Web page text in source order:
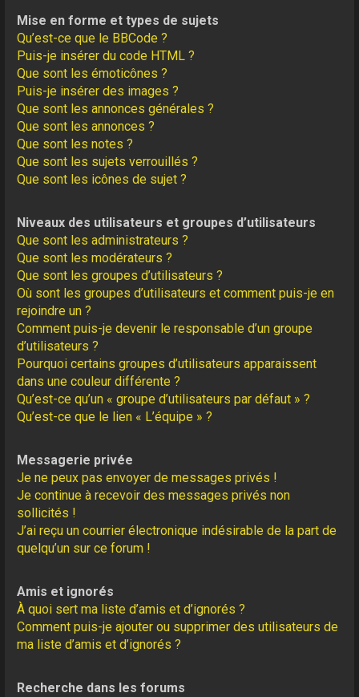
Mise en forme et types de sujets
Qu’est-ce que le BBCode ?
Puis-je insérer du code HTML ?
Que sont les émoticônes ?
Puis-je insérer des images ?
Que sont les annonces générales ?
Que sont les annonces ?
Que sont les notes ?
Que sont les sujets verrouillés ?
Que sont les icônes de sujet ?
Niveaux des utilisateurs et groupes d’utilisateurs
Que sont les administrateurs ?
Que sont les modérateurs ?
Que sont les groupes d’utilisateurs ?
Où sont les groupes d’utilisateurs et comment puis-je en
rejoindre un ?
Comment puis-je devenir le responsable d’un groupe
d’utilisateurs ?
Pourquoi certains groupes d’utilisateurs apparaissent
dans une couleur différente ?
Qu’est-ce qu’un « groupe d’utilisateurs par défaut » ?
Qu’est-ce que le lien « L’équipe » ?
Messagerie privée
Je ne peux pas envoyer de messages privés !
Je continue à recevoir des messages privés non
sollicités !
J’ai reçu un courrier électronique indésirable de la part de
quelqu’un sur ce forum !
Amis et ignorés
À quoi sert ma liste d’amis et d’ignorés ?
Comment puis-je ajouter ou supprimer des utilisateurs de
ma liste d’amis et d’ignorés ?
Recherche dans les forums